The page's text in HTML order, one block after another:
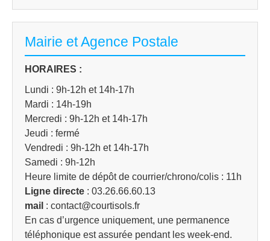
Mairie et Agence Postale
HORAIRES :
Lundi : 9h-12h et 14h-17h
Mardi : 14h-19h
Mercredi : 9h-12h et 14h-17h
Jeudi : fermé
Vendredi : 9h-12h et 14h-17h
Samedi : 9h-12h
Heure limite de dépôt de courrier/chrono/colis : 11h
Ligne directe : 03.26.66.60.13
mail : contact@courtisols.fr
En cas d’urgence uniquement, une permanence
téléphonique est assurée pendant les week-end.